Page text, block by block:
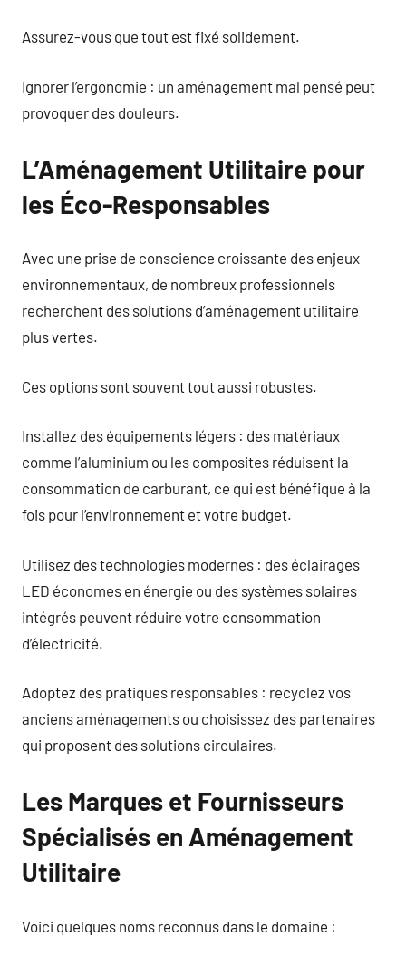
Assurez-vous que tout est fixé solidement.
Ignorer l’ergonomie : un aménagement mal pensé peut
provoquer des douleurs.
L’Aménagement Utilitaire pour
les Éco-Responsables
Avec une prise de conscience croissante des enjeux
environnementaux, de nombreux professionnels
recherchent des solutions d’aménagement utilitaire
plus vertes.
Ces options sont souvent tout aussi robustes.
Installez des équipements légers : des matériaux
comme l’aluminium ou les composites réduisent la
consommation de carburant, ce qui est bénéfique à la
fois pour l’environnement et votre budget.
Utilisez des technologies modernes : des éclairages
LED économes en énergie ou des systèmes solaires
intégrés peuvent réduire votre consommation
d’électricité.
Adoptez des pratiques responsables : recyclez vos
anciens aménagements ou choisissez des partenaires
qui proposent des solutions circulaires.
Les Marques et Fournisseurs
Spécialisés en Aménagement
Utilitaire
Voici quelques noms reconnus dans le domaine :